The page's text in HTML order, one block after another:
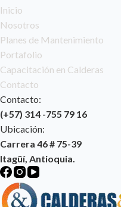
Inicio
Nosotros
Planes de Mantenimiento
Portafolio
Capacitación en Calderas
Contacto
Contacto:
(+57) 314 -755 79 16
Ubicación:
​Carrera 46 # 75-39
Itagüí, Antioquia.